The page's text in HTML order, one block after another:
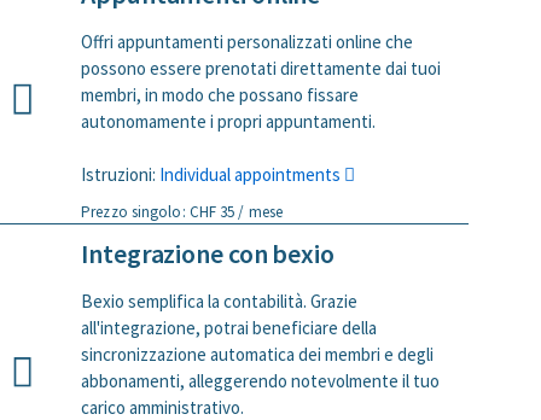
Offri appuntamenti personalizzati online che
possono essere prenotati direttamente dai tuoi
membri, in modo che possano fissare
autonomamente i propri appuntamenti.
Istruzioni: Individual appointments
Prezzo singolo: CHF 35 / mese
Integrazione con bexio
Bexio semplifica la contabilità. Grazie
all'integrazione, potrai beneficiare della
sincronizzazione automatica dei membri e degli
abbonamenti, alleggerendo notevolmente il tuo
carico amministrativo.